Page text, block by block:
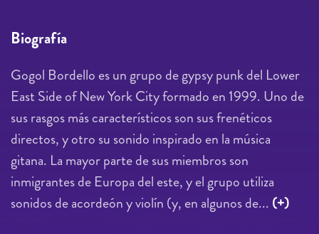
Biografía
Gogol Bordello es un grupo de gypsy punk del Lower
East Side of New York City formado en 1999. Uno de
sus rasgos más característicos son sus frenéticos
directos, y otro su sonido inspirado en la música
gitana. La mayor parte de sus miembros son
inmigrantes de Europa del este, y el grupo utiliza
sonidos de acordeón y violín (y, en algunos de... (+)